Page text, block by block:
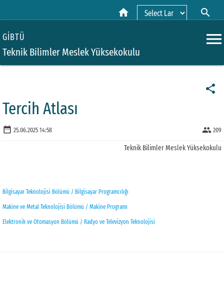
home search
GİBTÜ
Teknik Bilimler Meslek Yüksekokulu
menu
share
Tercih Atlası
date_range 25.06.2025 14:58 people 209
Teknik Bilimler Meslek Yüksekokulu
Bilgisayar Teknolojisi Bölümü / Bilgisayar Programcılığı
Makine ve Metal Teknolojisi Bölümü / Makine Programı
Elektronik ve Otomasyon Bölümü / Radyo ve Televizyon Teknolojisi